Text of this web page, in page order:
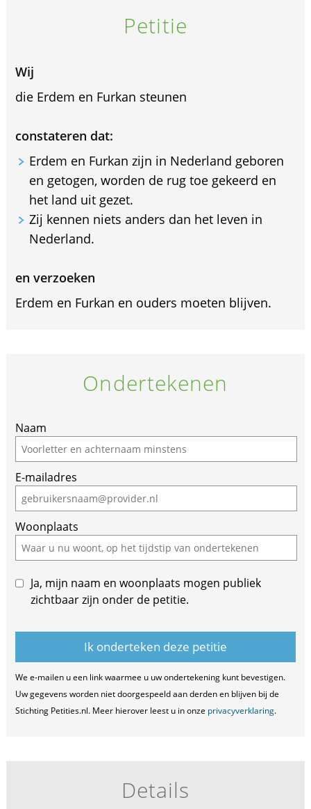
Petitie
Wij
die Erdem en Furkan steunen
constateren dat:
Erdem en Furkan zijn in Nederland geboren
en getogen, worden de rug toe gekeerd en
het land uit gezet.
Zij kennen niets anders dan het leven in
Nederland.
en verzoeken
Erdem en Furkan en ouders moeten blijven.
Ondertekenen
If
you
are
a
human,
ignore
this
field
Naam
E-mailadres
Woonplaats
Ja, mijn naam en woonplaats mogen publiek
zichtbaar zijn onder de petitie.
We e-mailen u een link waarmee u uw ondertekening kunt bevestigen.
Uw gegevens worden niet doorgespeeld aan derden en blijven bij de
Stichting Petities.nl. Meer hierover leest u in onze privacyverklaring.
Details